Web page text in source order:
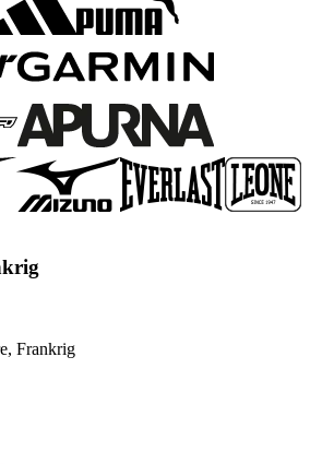
Frankrig